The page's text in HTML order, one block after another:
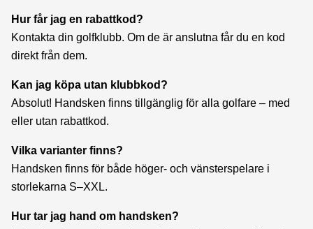
Hur får jag en rabattkod?
Kontakta din golfklubb. Om de är anslutna får du en kod
direkt från dem.
Kan jag köpa utan klubbkod?
Absolut! Handsken finns tillgänglig för alla golfare – med
eller utan rabattkod.
Vilka varianter finns?
Handsken finns för både höger- och vänsterspelare i
storlekarna S–XXL.
Hur tar jag hand om handsken?